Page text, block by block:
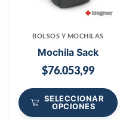
BOLSOS Y MOCHILAS
Mochila Sack
$76.053,99
SELECCIONAR
OPCIONES